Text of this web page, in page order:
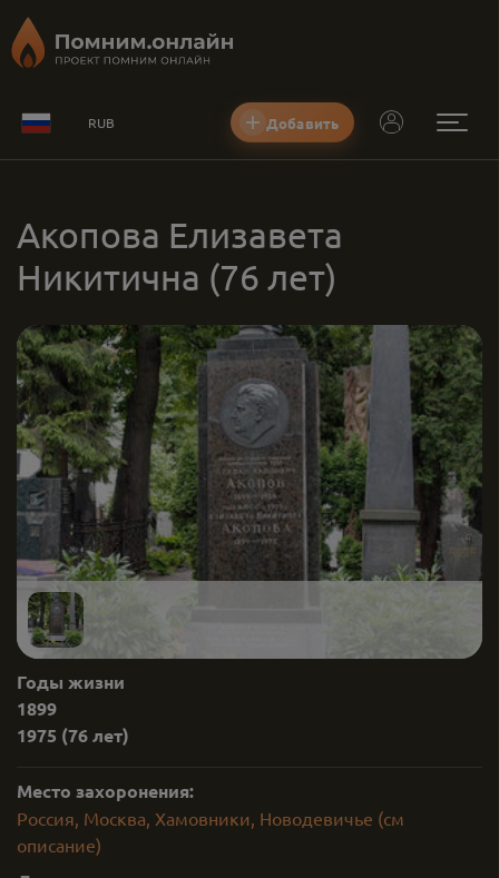
RUB Добавить
Акопова Елизавета
Никитична (76 лет)
Годы жизни
1899
1975 (76 лет)
Место захоронения:
Россия, Москва, Хамовники, Новодевичье (см
описание)